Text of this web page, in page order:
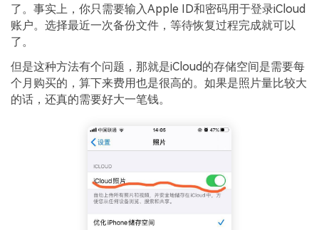
了。事实上，你只需要输入Apple ID和密码用于登录iCloud
账户。选择最近一次备份文件，等待恢复过程完成就可以
了。
但是这种方法有个问题，那就是iCloud的存储空间是需要每
个月购买的，算下来费用也是很高的。如果是照片量比较大
的话，还真的需要好大一笔钱。